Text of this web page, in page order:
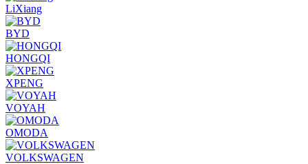
LiXiang
BYD
HONGQI
XPENG
VOYAH
OMODA
VOLKSWAGEN